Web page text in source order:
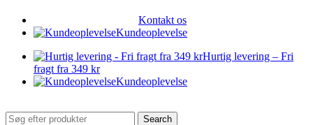
Kontakt os
Kundeoplevelse
Hurtig levering – Fri
fragt fra 349 kr
Kundeoplevelse
Search